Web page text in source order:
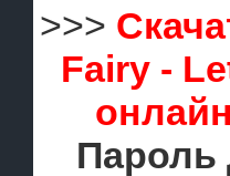
>>>
Fairy -
Пароль